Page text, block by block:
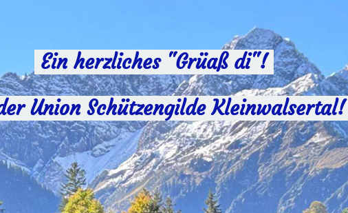
Ein herzliches "Grüaß di"!
Union Schützengilde Kleinwalsertal!